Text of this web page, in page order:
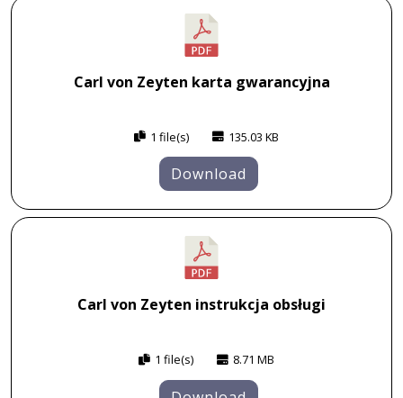
Carl von Zeyten karta gwarancyjna
1 file(s) 135.03 KB
Download
Carl von Zeyten instrukcja obsługi
1 file(s) 8.71 MB